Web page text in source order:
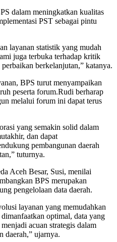
dalam meningkatkan kualitas
PST sebagai pintu
layanan statistik yang mudah
juga terbuka terhadap kritik
berkelanjutan,” katanya.
BPS turut menyampaikan
peserta forum.Rudi berharap
melalui forum ini dapat terus
yang semakin solid dalam
dan dapat
pembangunan daerah
tuturnya.
Aceh Besar, Susi, menilai
BPS merupakan
pengelolaan data daerah.
layanan yang memudahkan
optimal, data yang
acuan strategis dalam
daerah,” ujarnya.